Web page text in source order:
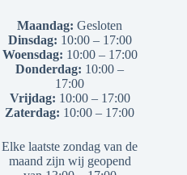
Maandag: Gesloten
Dinsdag: 10:00 – 17:00
Woensdag: 10:00 – 17:00
Donderdag: 10:00 –
17:00
Vrijdag: 10:00 – 17:00
Zaterdag: 10:00 – 17:00
Elke laatste zondag van de
maand zijn wij geopend